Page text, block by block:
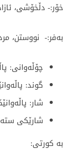
خۆر:- دڵخۆشی،
به‌فر:- نووستن،
چۆڵەوانی:
گوند:
شار:
شارێکی
به‌ كورتی: